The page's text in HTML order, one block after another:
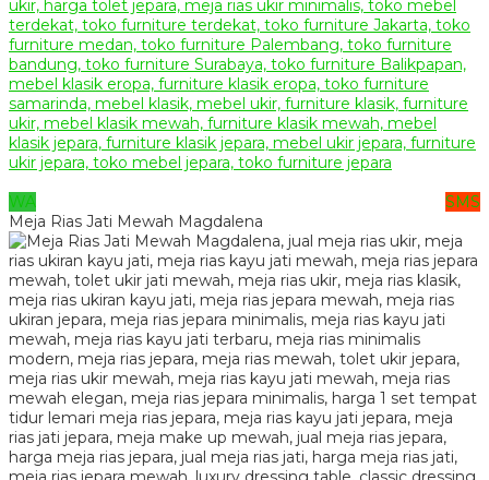
WA
SMS
Meja Rias Jati Mewah Magdalena